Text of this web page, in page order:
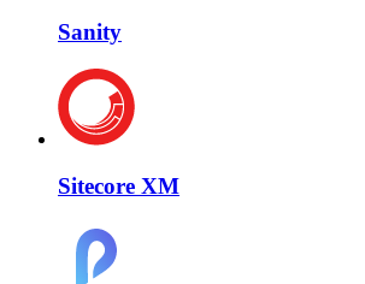
Sanity
Sitecore XM